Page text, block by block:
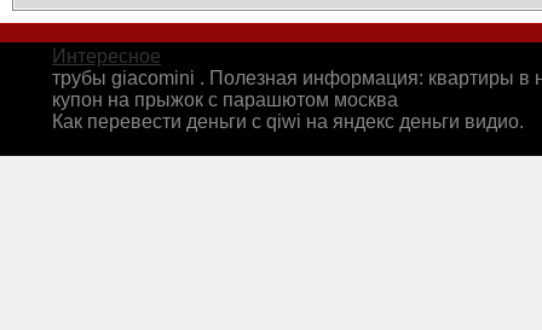
Интересное
трубы giacomini . Полезная информация: квартиры в
купон на прыжок с парашютом москва
Как перевести деньги с qiwi на яндекс деньги видио.